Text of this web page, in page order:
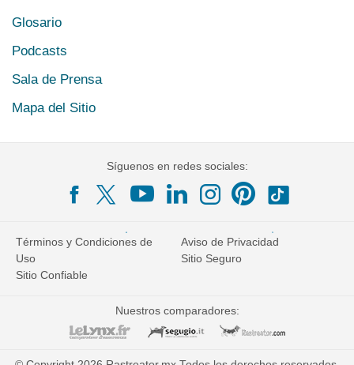
Glosario
Podcasts
Sala de Prensa
Mapa del Sitio
Síguenos en redes sociales:
Términos y Condiciones de
Uso
Aviso de Privacidad
Sitio Seguro
Sitio Confiable
Nuestros comparadores: